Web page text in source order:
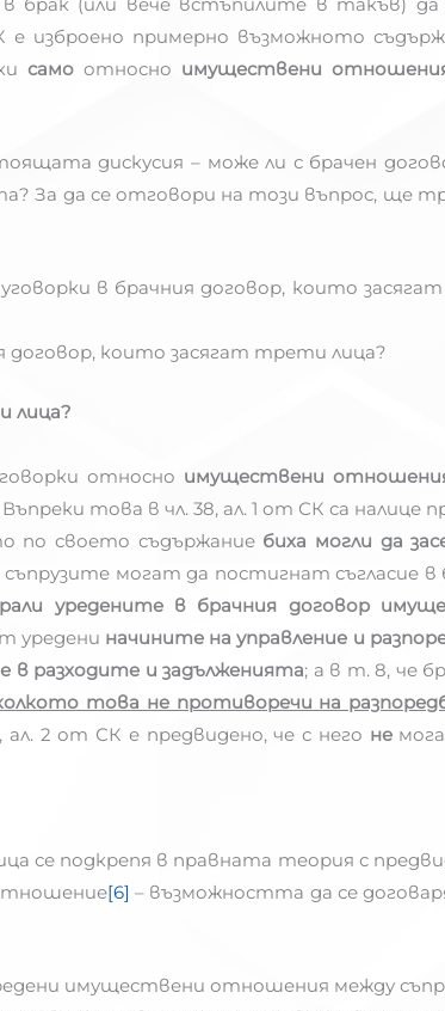
брак (или вече встъпилите в такъв) да
изброено примерно възможното
само относно имуществени
дискусия – може ли с брачен
За да се отговори на този въпрос, ще
в брачния договор, които
договор, които засягат трети лица?
лица?
относно имуществени
това в чл. 38, ал. 1 от СК са налице
по своето съдържание биха могли да
могат да постигнат съгласие в
уредените в брачния договор
уредени начините на управление и
разходите и задълженията; а в т. 8, че
това не противоречи на
2 от СК е предвидено, че с него не
се подкрепя в правната теория с
[6] – възможността да се
имуществени отношения между